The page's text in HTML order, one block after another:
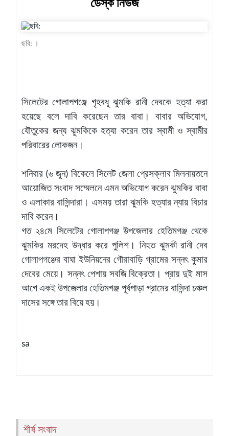
বিনোদন
মতামত
অন্যান্য
লাইফস্টাইল
ডেস্ক নিউজ
ছবি: ।
সিলেটের গোলাপগঞ্জে গৃহবধূ ঝুমকি রানী দেবকে হত্যা করা
হয়েছে বলে দাবি করেছেন তার বাবা। বাবার অভিযোগ,
যৌতুকের জন্য ঝুমকিকে হত্যা করেন তার স্বামী ও স্বামীর
পরিবারের লোকজন।
শনিবার (৬ জুন) বিকেলে সিলেট জেলা প্রেসক্লাব মিলনায়তনে
আয়োজিত সংবাদ সম্মেলনে এমন অভিযোগ করেন ঝুমকির বাবা
ও এলাকার বাসিন্দারা। এসময় তারা ঝুমকি হত্যার ন্যায় বিচার
দাবি করেন।
গত ২৪মে সিলেটের গোলাপগঞ্জ উপজেলার হেতিমগঞ্জ থেকে
ঝুমকির মরদেহ উদ্ধার করে পুলিশ। নিহত ঝুমকী রানী দেব
গোলাপগঞ্জের বাঘা ইউনিয়নের গৌরাবাড়ি গ্রামের সন্নৎ কুমার
দেবের মেয়ে। সন্নৎ পেশায় সবজি বিক্রেতা। প্রায় দুই মাস
আগে একই উপজেলার হেতিমগঞ্জ পূর্বপাড়া গ্রামের বাসিন্দা চঞ্চল
দাসের সঙ্গে তার বিয়ে হয়।
sa
শীর্ষ সংবাদ